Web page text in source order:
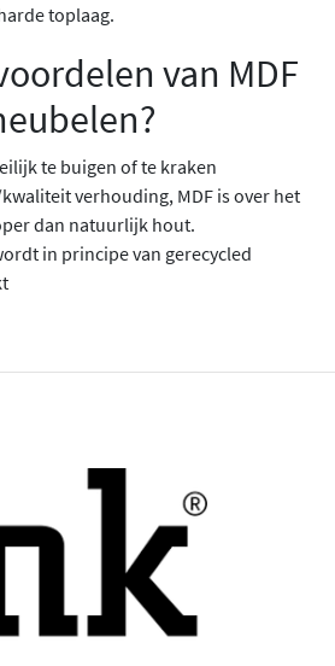
toplaag.
van MDF
te buigen of te kraken
verhouding, MDF is over het
dan natuurlijk hout.
in principe van gerecycled